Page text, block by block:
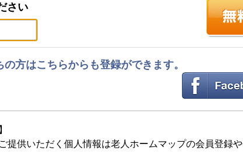
さい
方はこちらからも登録ができます。
提供いただく個人情報は老人ホームマップの会員登録